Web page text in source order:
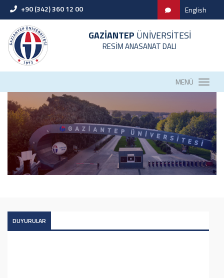
+90 (342) 360 12 00 English
GAZİANTEP ÜNİVERSİTESİ
RESİM ANASANAT DALI
MENÜ
DUYURULAR